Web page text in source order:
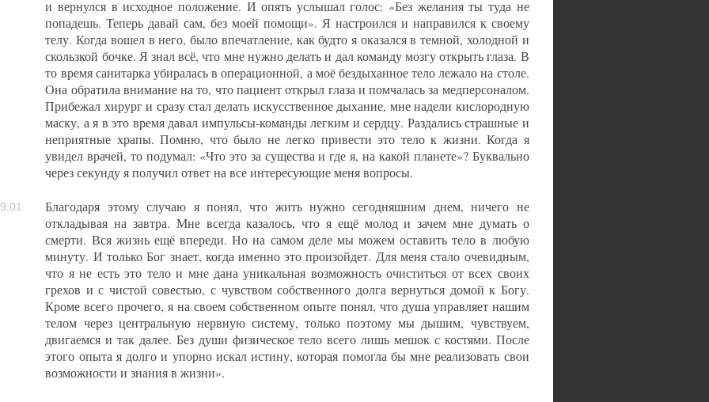
и вернулся в исходное положение. И опять услышал голос: «Без желания ты туда не
попадешь. Теперь давай сам, без моей помощи». Я настроился и направился к своему
телу. Когда вошел в него, было впечатление, как будто я оказался в темной, холодной и
скользкой бочке. Я знал всё, что мне нужно делать и дал команду мозгу открыть глаза. В
то время санитарка убиралась в операционной, а моё бездыханное тело лежало на столе.
Она обратила внимание на то, что пациент открыл глаза и помчалась за медперсоналом.
Прибежал хирург и сразу стал делать искусственное дыхание, мне надели кислородную
маску, а я в это время давал импульсы-команды легким и сердцу. Раздались страшные и
неприятные храпы. Помню, что было не легко привести это тело к жизни. Когда я
увидел врачей, то подумал: «Что это за существа и где я, на какой планете»? Буквально
через секунду я получил ответ на все интересующие меня вопросы.
Благодаря этому случаю я понял, что жить нужно сегодняшним днем, ничего не
откладывая на завтра. Мне всегда казалось, что я ещё молод и зачем мне думать о
смерти. Вся жизнь ещё впереди. Но на самом деле мы можем оставить тело в любую
минуту. И только Бог знает, когда именно это произойдет. Для меня стало очевидным,
что я не есть это тело и мне дана уникальная возможность очиститься от всех своих
грехов и с чистой совестью, с чувством собственного долга вернуться домой к Богу.
Кроме всего прочего, я на своем собственном опыте понял, что душа управляет нашим
телом через центральную нервную систему, только поэтому мы дышим, чувствуем,
двигаемся и так далее. Без души физическое тело всего лишь мешок с костями. После
этого опыта я долго и упорно искал истину, которая помогла бы мне реализовать свои
возможности и знания в жизни».